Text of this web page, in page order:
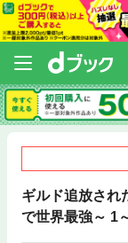
ギルド追放され
で世界最強～ 1